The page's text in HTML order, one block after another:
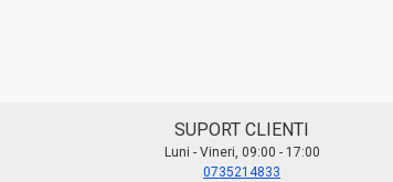
SUPORT CLIENTI
Luni - Vineri, 09:00 - 17:00
0735214833